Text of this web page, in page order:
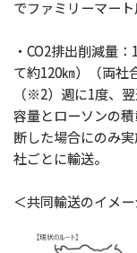
でファミリーマ
・CO2排出削減量
て約120㎞）（両社
（※2）週に1度、
容量とローソンの
断した場合にのみ
社ごとに輸送。
＜共同輸送のイメ